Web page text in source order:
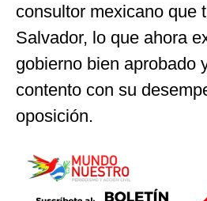
consultor mexicano que
Salvador, lo que ahora
gobierno bien aprobado
contento con su
oposición.